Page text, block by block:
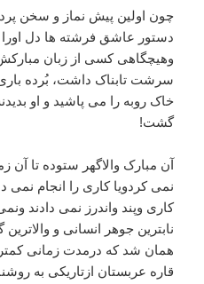
چون اولین پیش نماز و سخن
دستور عاشق فرشته ها دل
وهیچگاهی کسی از زبان مبارکش
سرشت تابناک داشت، بُرده
خاک روبه را می پاشید و او
گشت!
آن مبارک والاگهر ستوده تا آن
نمی کردویا کاری را انجام نمی
کاری وپند واندرز نمی دادند
نابترین جوهر انسانی و
همان شد که درمدت زمانی
قاره عربستان ازتاریکی به